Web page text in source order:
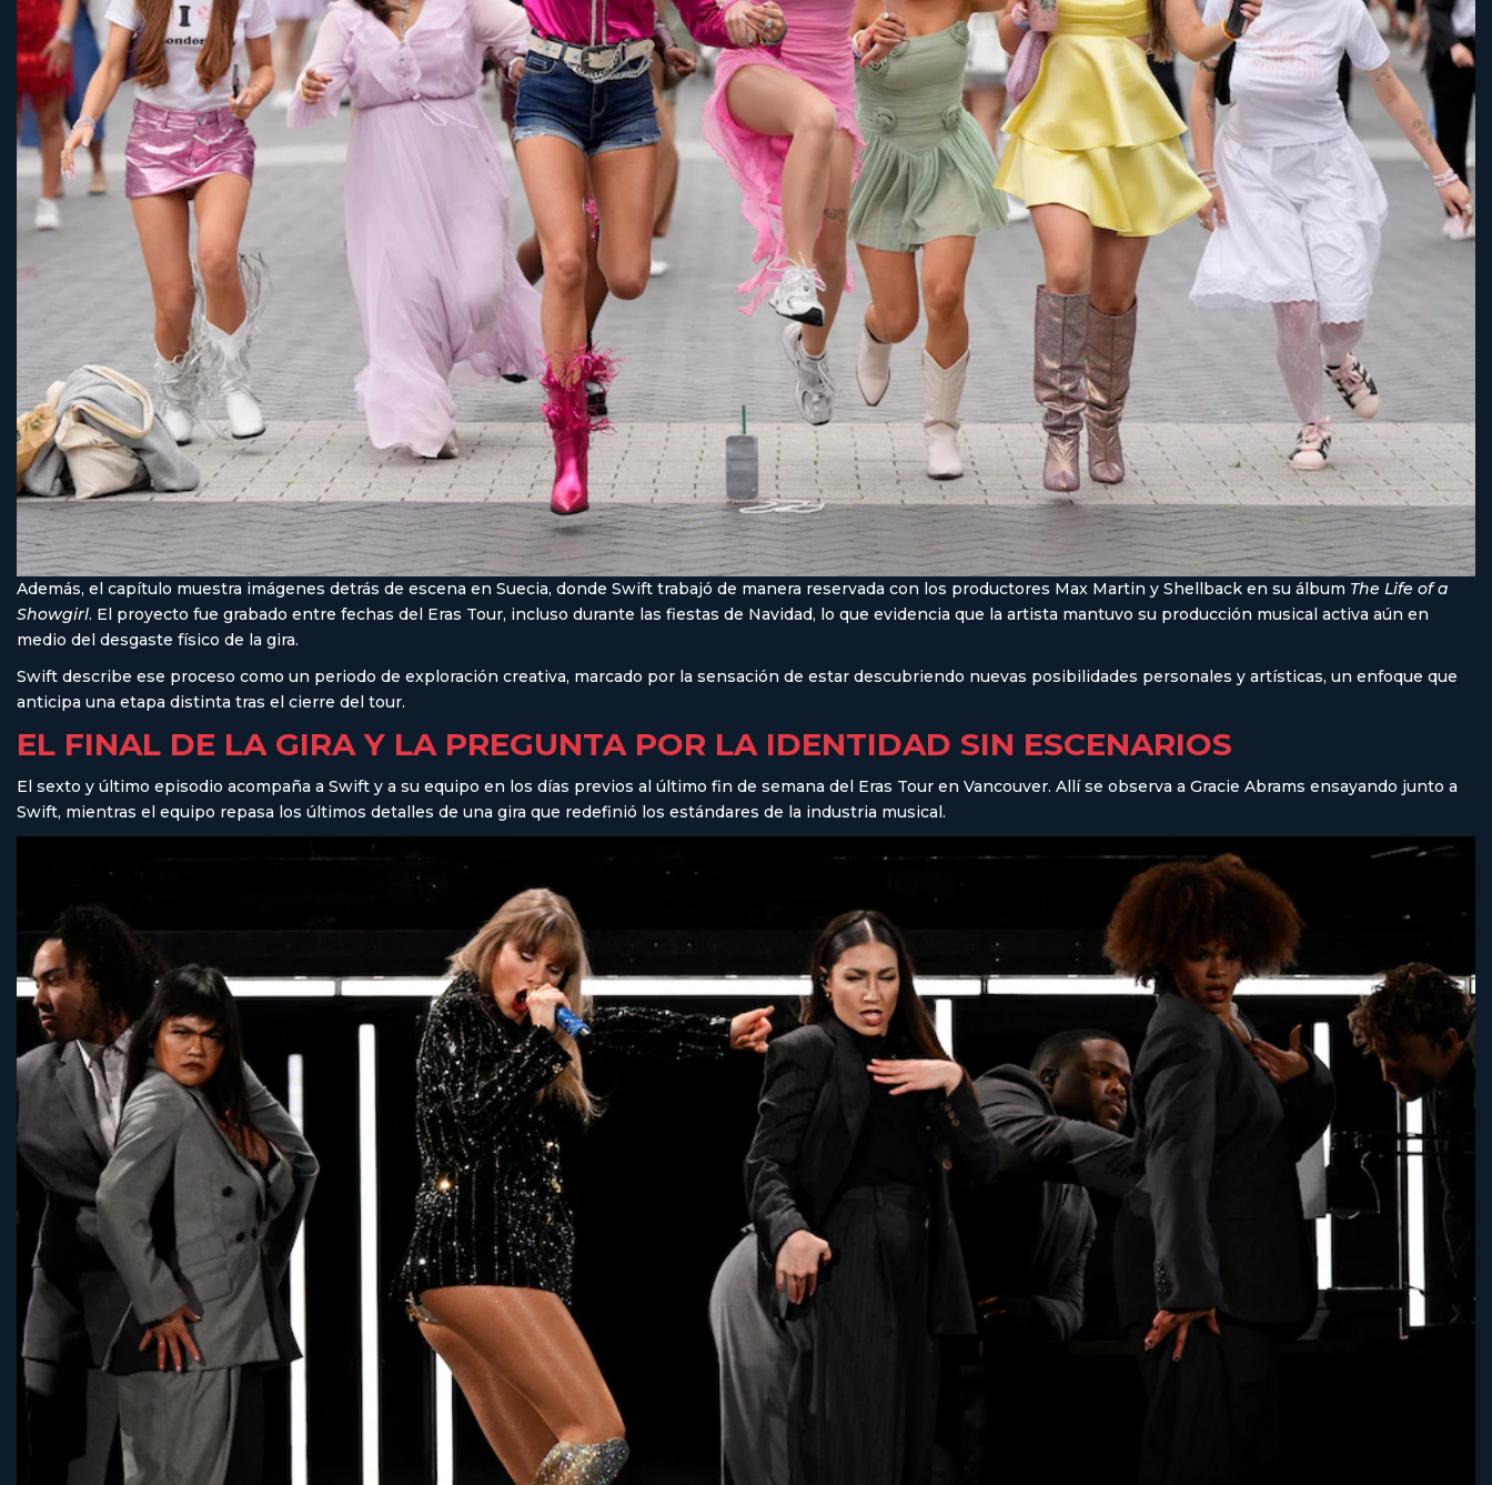
Además, el capítulo muestra imágenes detrás de escena en Suecia, donde Swift trabajó de manera reservada con los productores Max Martin y Shellback en su álbum The Life of a
Showgirl. El proyecto fue grabado entre fechas del Eras Tour, incluso durante las fiestas de Navidad, lo que evidencia que la artista mantuvo su producción musical activa aún en
medio del desgaste físico de la gira.
Swift describe ese proceso como un periodo de exploración creativa, marcado por la sensación de estar descubriendo nuevas posibilidades personales y artísticas, un enfoque que
anticipa una etapa distinta tras el cierre del tour.
EL FINAL DE LA GIRA Y LA PREGUNTA POR LA IDENTIDAD SIN ESCENARIOS
El sexto y último episodio acompaña a Swift y a su equipo en los días previos al último fin de semana del Eras Tour en Vancouver. Allí se observa a Gracie Abrams ensayando junto a
Swift, mientras el equipo repasa los últimos detalles de una gira que redefinió los estándares de la industria musical.